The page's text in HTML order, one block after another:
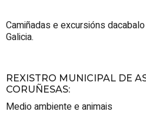
Camiñadas e excursións
Galicia.
REXISTRO MUNICIPAL DE
CORUÑESAS:
Medio ambiente e animais